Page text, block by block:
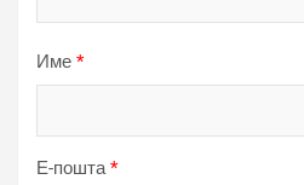
Име *
Е-пошта*